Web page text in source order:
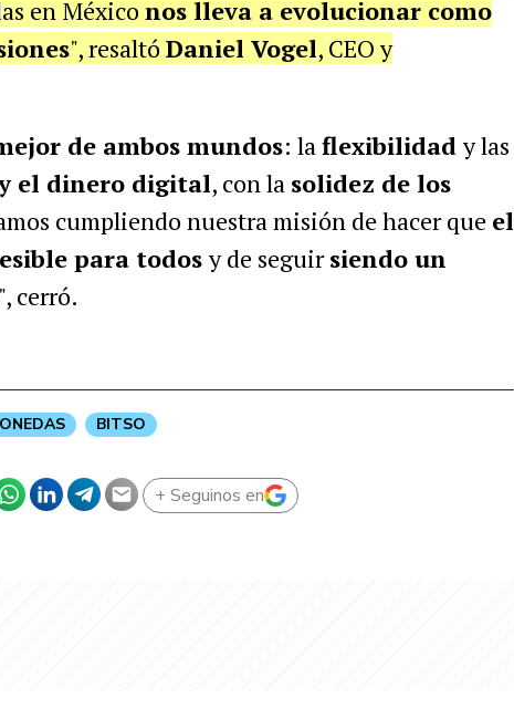
en México nos lleva a evolucionar como
", resaltó Daniel Vogel, CEO y
de ambos mundos: laflexibilidady las
el dinero digital, con la solidez de los
cumpliendo nuestra misión de hacer que el
para todosy de seguirsiendo un
cerró.
BITSO
+ Seguinos en